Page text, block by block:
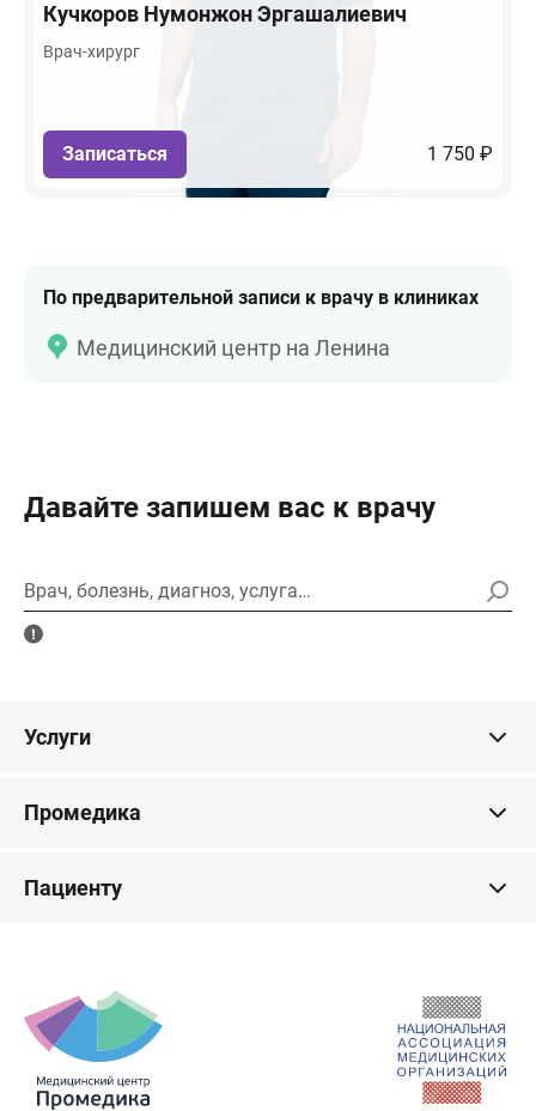
Кучкоров Нумонжон Эргашалиевич
Врач-хирург
Записаться 1 750 ₽
По предварительной записи к врачу в клиниках
Медицинский центр на Ленина
Давайте запишем вас к врачу
Врач, болезнь, диагноз, услуга…
Услуги
Промедика
Пациенту